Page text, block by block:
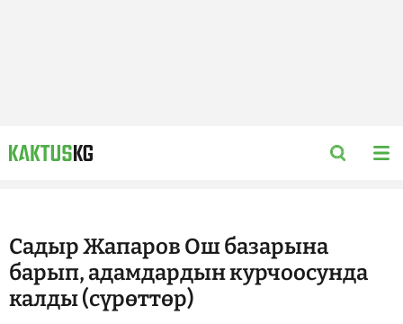
Садыр Жапаров Ош базарына
барып, адамдардын курчоосунда
калды (сүрөттөр)